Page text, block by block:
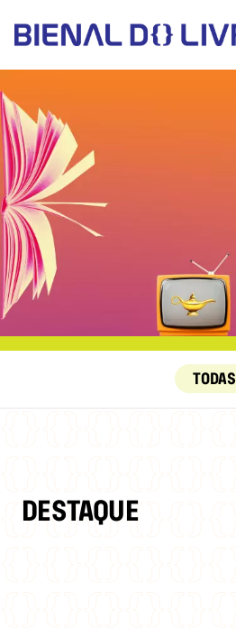
TODAS
DESTAQUE